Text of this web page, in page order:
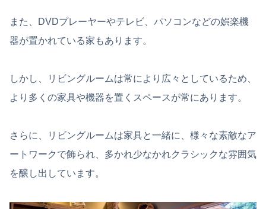
また、DVDプレーヤーやテレビ、パソコンなどの娯楽機
器が置かれている家もあります。
しかし、リビングルームは常により広々としているため、
より多くの家具や機器を置くスペースが常にあります。
さらに、リビングルームは家具と一緒に、様々な素敵なア
ートワークで飾られ、多かれ少なかれクラシックな雰囲気
を醸し出しています。